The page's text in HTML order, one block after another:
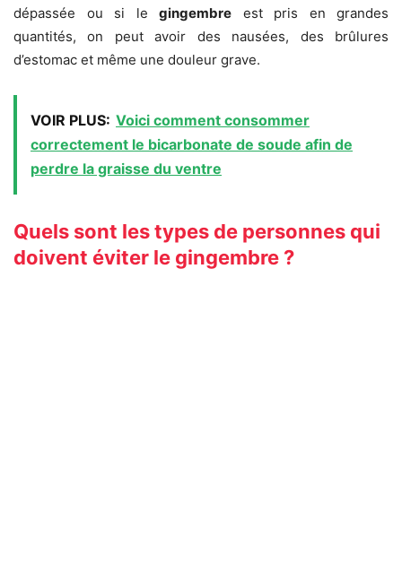
dépassée ou si le gingembre est pris en grandes
quantités, on peut avoir des nausées, des brûlures
d’estomac et même une douleur grave.
VOIR PLUS: Voici comment consommer
correctement le bicarbonate de soude afin de
perdre la graisse du ventre
Quels sont les types de personnes qui
doivent éviter le gingembre ?